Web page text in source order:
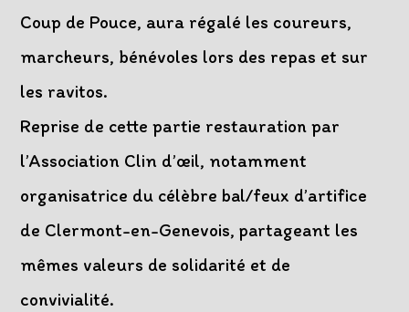
Coup de Pouce, aura régalé les coureurs,
marcheurs, bénévoles lors des repas et sur
les ravitos.
Reprise de cette partie restauration par
l’Association Clin d’œil, notamment
organisatrice du célèbre bal/feux d’artifice
de Clermont-en-Genevois, partageant les
mêmes valeurs de solidarité et de
convivialité.